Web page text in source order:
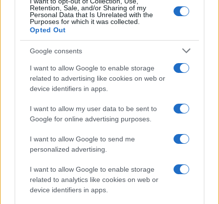
Retention, Sale, and/or Sharing of my
Personal Data that Is Unrelated with the
Purposes for which it was collected.
Opted Out
Google consents
I want to allow Google to enable storage
related to advertising like cookies on web or
device identifiers in apps.
I want to allow my user data to be sent to
Google for online advertising purposes.
I want to allow Google to send me
personalized advertising.
I want to allow Google to enable storage
related to analytics like cookies on web or
device identifiers in apps.
Aggius conquista la classifica delle mete più
amate dell’estate 2026
Mario Malu